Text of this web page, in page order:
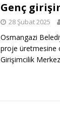
Genç
28 Şubat 2025
Osmangazi
proje üretmesine
Girişimcilik